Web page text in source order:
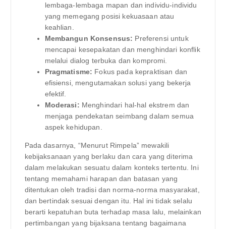
lembaga-lembaga mapan dan individu-individu
yang memegang posisi kekuasaan atau
keahlian.
Membangun Konsensus: Preferensi untuk
mencapai kesepakatan dan menghindari konflik
melalui dialog terbuka dan kompromi.
Pragmatisme: Fokus pada kepraktisan dan
efisiensi, mengutamakan solusi yang bekerja
efektif.
Moderasi: Menghindari hal-hal ekstrem dan
menjaga pendekatan seimbang dalam semua
aspek kehidupan.
Pada dasarnya, “Menurut Rimpela” mewakili
kebijaksanaan yang berlaku dan cara yang diterima
dalam melakukan sesuatu dalam konteks tertentu. Ini
tentang memahami harapan dan batasan yang
ditentukan oleh tradisi dan norma-norma masyarakat,
dan bertindak sesuai dengan itu. Hal ini tidak selalu
berarti kepatuhan buta terhadap masa lalu, melainkan
pertimbangan yang bijaksana tentang bagaimana